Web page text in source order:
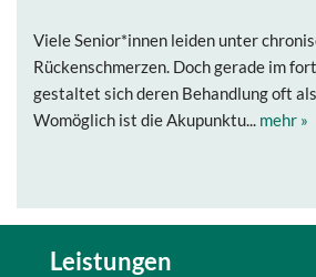
Viele Senior*innen leiden unter
Rückenschmerzen. Doch gerade im
gestaltet sich deren Behandlung oft
Womöglich ist die Akupunktu... mehr »
Leistungen